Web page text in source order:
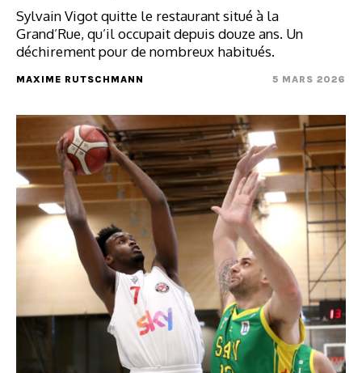
Sylvain Vigot quitte le restaurant situé à la
Grand’Rue, qu’il occupait depuis douze ans. Un
déchirement pour de nombreux habitués.
MAXIME RUTSCHMANN 5 MARS 2026